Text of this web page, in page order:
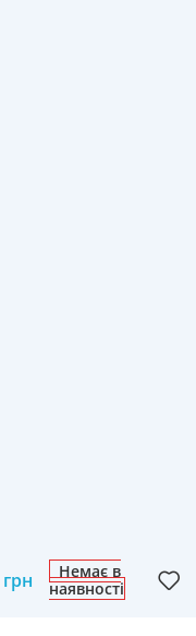
грн
Немає в
наявності